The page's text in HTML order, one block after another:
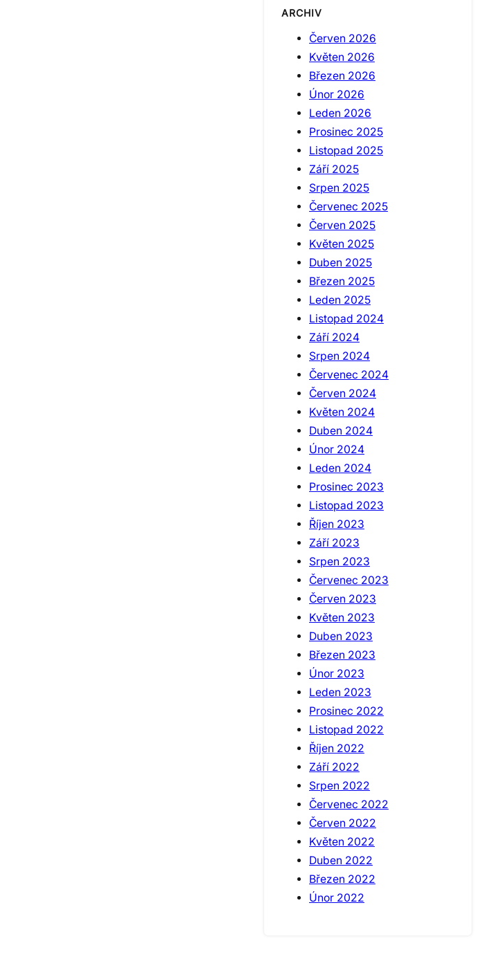
ARCHIV
Červen 2026
Květen 2026
Březen 2026
Únor 2026
Leden 2026
Prosinec 2025
Listopad 2025
Září 2025
Srpen 2025
Červenec 2025
Červen 2025
Květen 2025
Duben 2025
Březen 2025
Leden 2025
Listopad 2024
Září 2024
Srpen 2024
Červenec 2024
Červen 2024
Květen 2024
Duben 2024
Únor 2024
Leden 2024
Prosinec 2023
Listopad 2023
Říjen 2023
Září 2023
Srpen 2023
Červenec 2023
Červen 2023
Květen 2023
Duben 2023
Březen 2023
Únor 2023
Leden 2023
Prosinec 2022
Listopad 2022
Říjen 2022
Září 2022
Srpen 2022
Červenec 2022
Červen 2022
Květen 2022
Duben 2022
Březen 2022
Únor 2022